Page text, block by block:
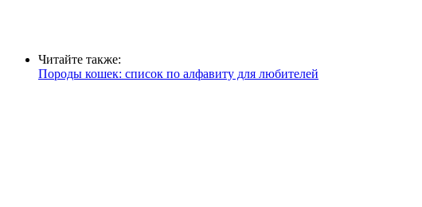
Читайте также:
Породы кошек: список по алфавиту для любителей